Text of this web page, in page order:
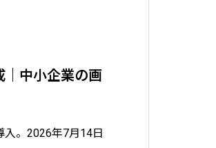
｜中小企業の画
入。2026年7月14日